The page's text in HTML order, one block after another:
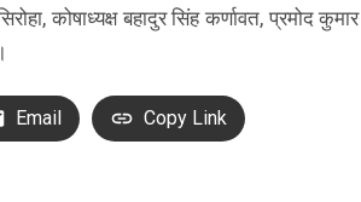
कोषाध्यक्ष बहादुर सिंह कर्णावत, प्रमोद कुमार
Email Copy Link